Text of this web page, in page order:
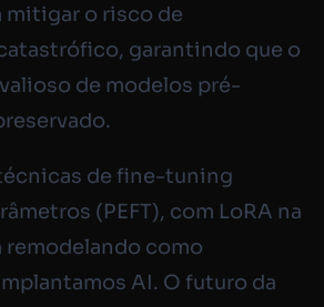
mitigar o risco de
garantindo que o
de modelos pré-
de fine-tuning
(PEFT), com LoRA na
remodelando como
AI. O futuro da